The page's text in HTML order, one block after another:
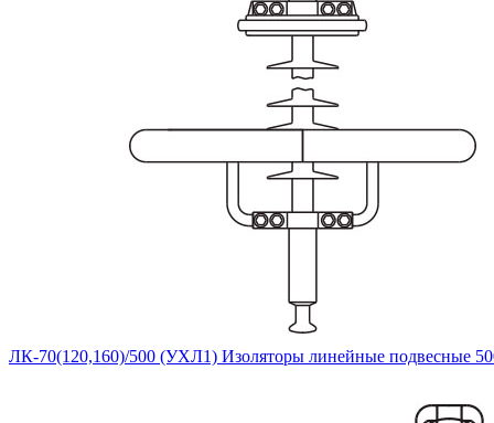
ЛК-70(120,160)/500 (УХЛ1) Изоляторы линейные подвесные